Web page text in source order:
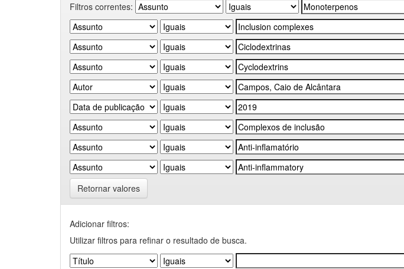
Filtros correntes:
Retornar valores
Adicionar filtros:
Utilizar filtros para refinar o resultado de busca.